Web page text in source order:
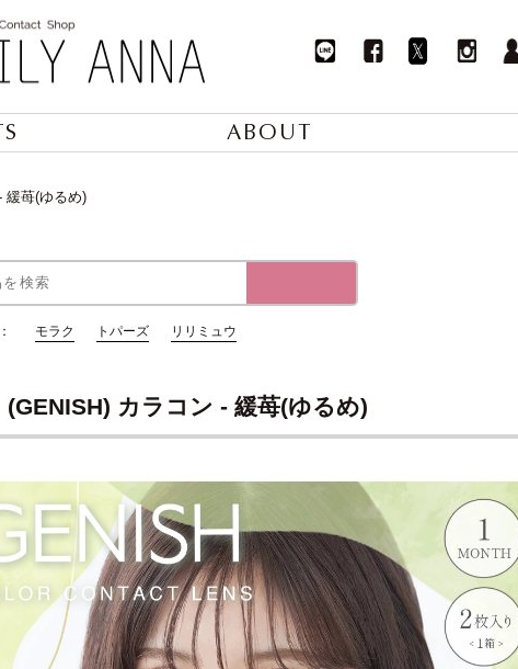
ABOUT
緩苺(ゆるめ)
モラク トパーズ リリミュウ
カラコン - 緩苺(ゆるめ)